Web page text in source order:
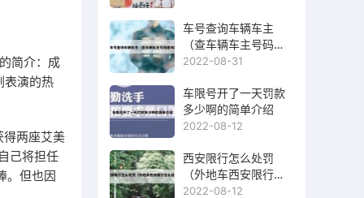
简介：成
表演的热
得两座艾美
己将担任
。但也因
车号查询车辆车主
（查车辆车主号码查
询）
2022-08-31
车限号开了一天罚款
多少啊的简单介绍
2022-08-12
西安限行怎么处罚
（外地车西安限行怎
么处罚）
2022-08-12